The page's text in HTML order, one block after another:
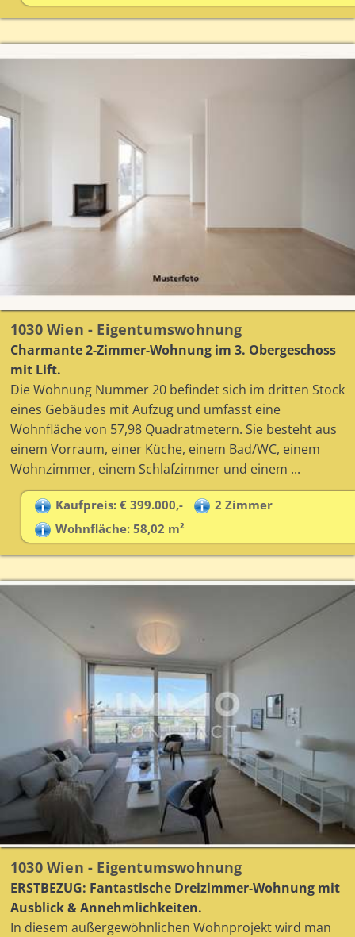
1030 Wien - Eigentumswohnung
Charmante 2-Zimmer-Wohnung im 3. Obergeschoss
mit Lift.
Die Wohnung Nummer 20 befindet sich im dritten Stock
eines Gebäudes mit Aufzug und umfasst eine
Wohnfläche von 57,98 Quadratmetern. Sie besteht aus
einem Vorraum, einer Küche, einem Bad/WC, einem
Wohnzimmer, einem Schlafzimmer und einem ...
Kaufpreis: € 399.000,-
2 Zimmer
Wohnfläche: 58,02 m²
1030 Wien - Eigentumswohnung
ERSTBEZUG: Fantastische Dreizimmer-Wohnung mit
Ausblick & Annehmlichkeiten.
In diesem außergewöhnlichen Wohnprojekt wird man